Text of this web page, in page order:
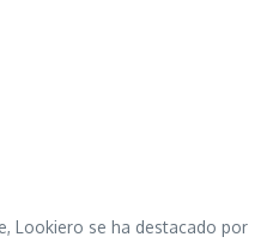
Lookiero se ha destacado por